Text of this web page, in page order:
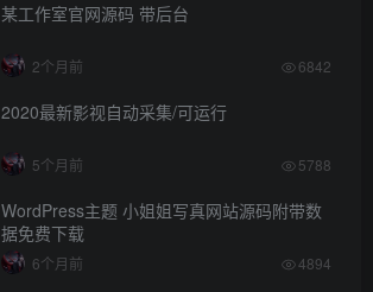
某工作室官网源码 带后台
2个月前 6842
2020最新影视自动采集/可运行
5个月前 5788
WordPress主题 小姐姐写真网站源码附带数
据免费下载
6个月前 4894